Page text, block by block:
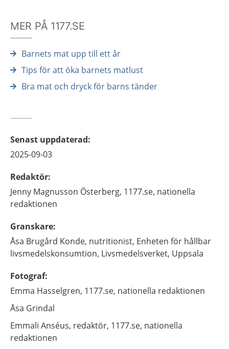
MER PÅ 1177.SE
Barnets mat upp till ett år
Tips för att öka barnets matlust
Bra mat och dryck för barns tänder
Senast uppdaterad:
2025-09-03
Redaktör:
Jenny Magnusson Österberg, 1177.se, nationella
redaktionen
Granskare:
Åsa Brugård Konde, nutritionist, Enheten för hållbar
livsmedelskonsumtion, Livsmedelsverket, Uppsala
Fotograf:
Emma Hasselgren, 1177.se, nationella redaktionen
Åsa Grindal
Emmali Anséus, redaktör, 1177.se, nationella
redaktionen